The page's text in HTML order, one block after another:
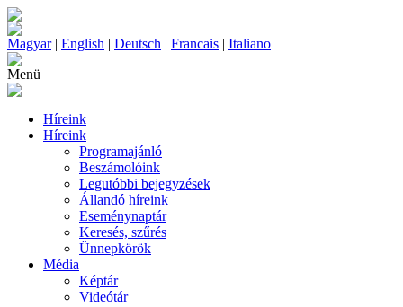
Magyar| English | Deutsch | Francais | Italiano
Menü
Híreink
Híreink
Programajánló
Beszámolóink
Legutóbbi bejegyzések
Állandó híreink
Eseménynaptár
Keresés, szűrés
Ünnepkörök
Média
Képtár
Videótár